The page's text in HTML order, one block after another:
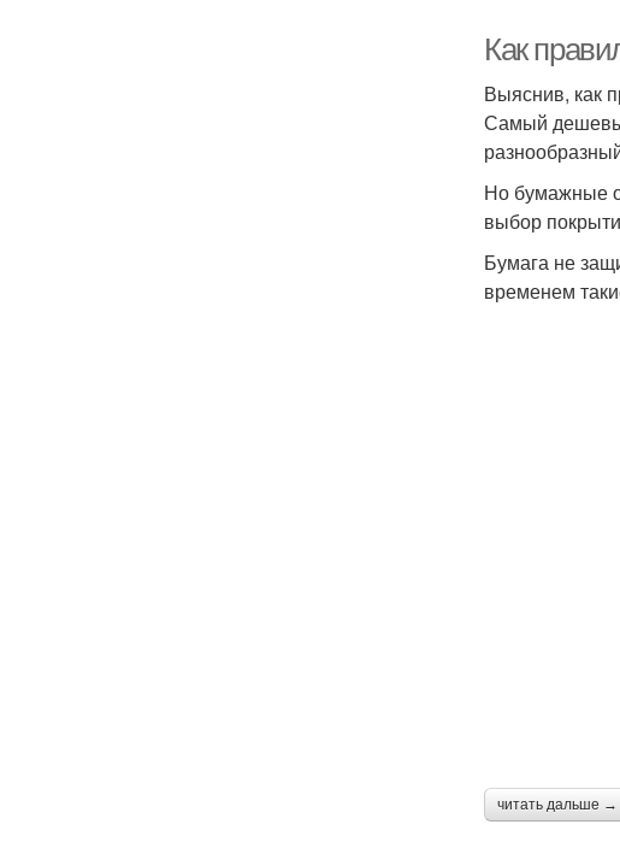
Как
Выяснив, как
Самый
Но бумажные
выбор
Бумага не
временем
читать дальше →